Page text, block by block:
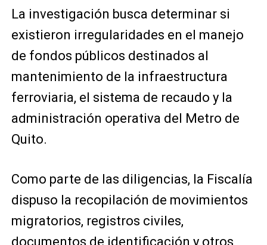
La investigación busca determinar si
existieron irregularidades en el manejo
de fondos públicos destinados al
mantenimiento de la infraestructura
ferroviaria, el sistema de recaudo y la
administración operativa del Metro de
Quito.
Como parte de las diligencias, la Fiscalía
dispuso la recopilación de movimientos
migratorios, registros civiles,
documentos de identificación y otros